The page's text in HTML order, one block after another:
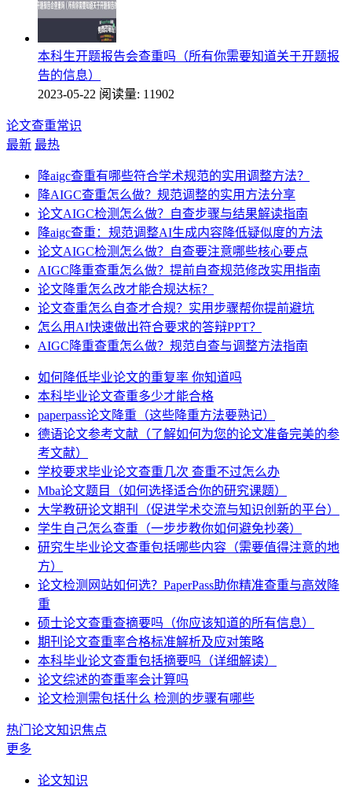
本科生开题报告会查重吗（所有你需要知道关于开题报
告的信息）
2023-05-22 阅读量: 11902
论文查重常识
最新 最热
降aigc查重有哪些符合学术规范的实用调整方法？
降AIGC查重怎么做？规范调整的实用方法分享
论文AIGC检测怎么做？自查步骤与结果解读指南
降aigc查重：规范调整AI生成内容降低疑似度的方法
论文AIGC检测怎么做？自查要注意哪些核心要点
AIGC降重查重怎么做？提前自查规范修改实用指南
论文降重怎么改才能合规达标？
论文查重怎么自查才合规？实用步骤帮你提前避坑
怎么用AI快速做出符合要求的答辩PPT？
AIGC降重查重怎么做？规范自查与调整方法指南
如何降低毕业论文的重复率 你知道吗
本科毕业论文查重多少才能合格
paperpass论文降重（这些降重方法要熟记）
德语论文参考文献（了解如何为您的论文准备完美的参
考文献）
学校要求毕业论文查重几次 查重不过怎么办
Mba论文题目（如何选择适合你的研究课题）
大学教研论文期刊（促进学术交流与知识创新的平台）
学生自己怎么查重（一步步教你如何避免抄袭）
研究生毕业论文查重包括哪些内容（需要值得注意的地
方）
论文检测网站如何选？PaperPass助你精准查重与高效降
重
硕士论文查重查摘要吗（你应该知道的所有信息）
期刊论文查重率合格标准解析及应对策略
本科毕业论文查重包括摘要吗（详细解读）
论文综述的查重率会计算吗
论文检测需包括什么 检测的步骤有哪些
热门论文知识焦点
更多
论文知识